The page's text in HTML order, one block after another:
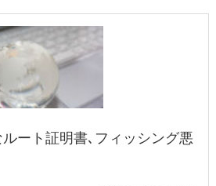
ルート証明書､フィッシング悪